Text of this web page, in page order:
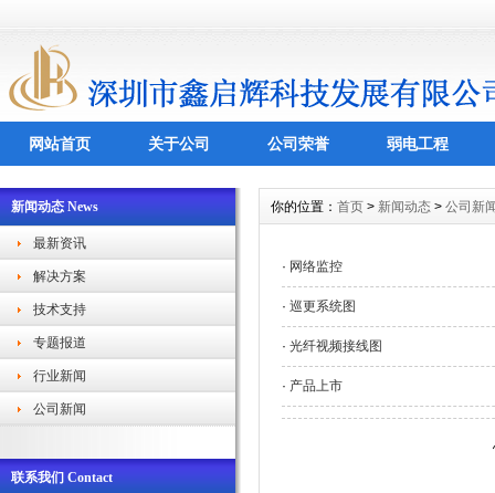
网站首页 关于公司 公司荣誉 弱电工程
新闻动态 News
最新资讯
解决方案
技术支持
专题报道
行业新闻
公司新闻
联系我们 Contact
你的位置： 首页 > 新闻动态 > 公司新
· 网络监控
· 巡更系统图
· 光纤视频接线图
· 产品上市